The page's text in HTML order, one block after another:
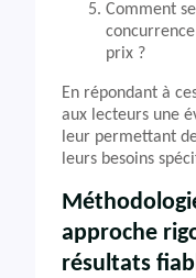
Comment
prix ?
En répondant à
aux lecteurs une
leur permettant
leurs besoins
approche
résultats